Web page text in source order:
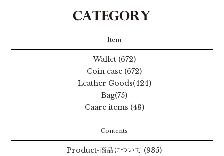
Item
Wallet (672)
Coin case (672)
Leather Goods(424)
Bag(75)
Caare items (48)
Contents
Product-商品について (935)